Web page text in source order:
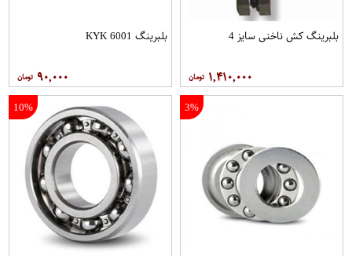
بلبرینگ کش ناخنی سایز 4
۱,۴۱۰,۰۰۰
بلبرینگ 6001 KYK
۹۰,۰۰۰
3%
10%